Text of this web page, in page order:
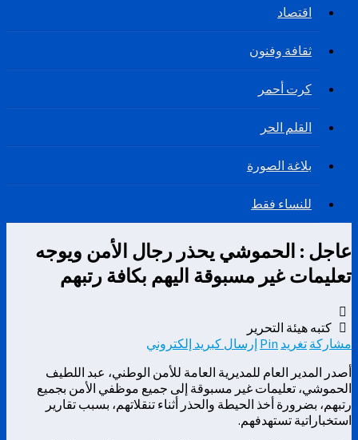
اقتصاد
ثقافة وفنون
كرت أحمر
القلم الحر
بلاغة الصورة
للنساء فقط
عاجل : الحموشي يحذر رجال الأمن ويوجه
تعليمات غير مسبوقة اليهم بكافة رتبهم
كتبه هيئة التحرير
مشاركة تغريد Pin إرسال كبريد إلكتروني
أصدر المدير العام للمديرية العامة للأمن الوطني، عبد اللطيف
الحموشي، تعليمات غير مسبوقة إلى جميع موظفي الأمن بجميع
رتبهم، بضرورة أخذ الحيطة والحذر أثناء تنقلاتهم، بسبب تقارير
استخباراتية تستهدفهم.